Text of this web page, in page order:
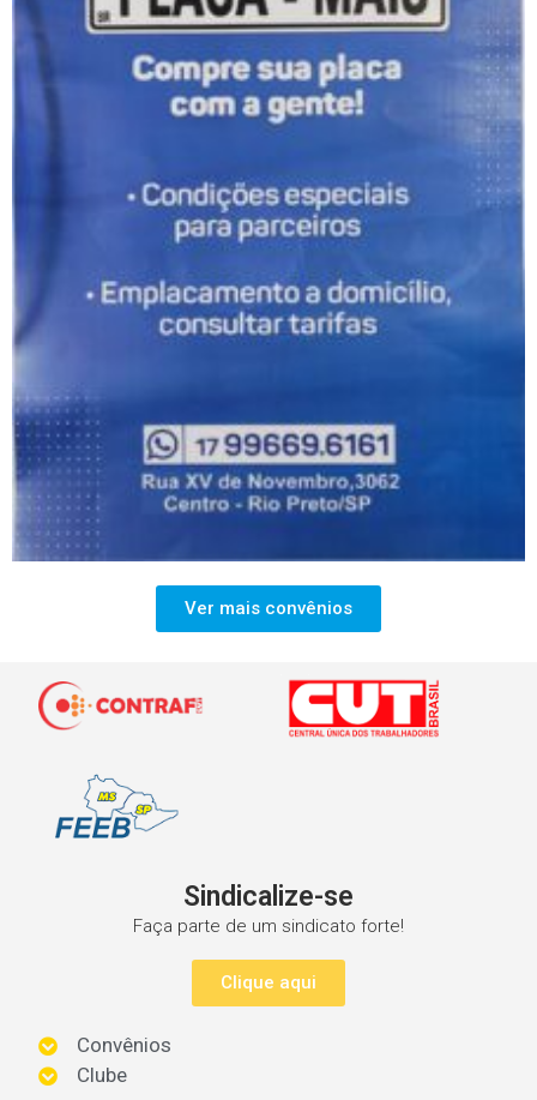
Ver mais convênios
Sindicalize-se
Faça parte de um sindicato forte!
Clique aqui
Convênios
Clube